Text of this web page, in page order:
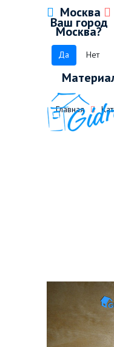
Москва
Ваш город
Москва?
Да Нет
Главная